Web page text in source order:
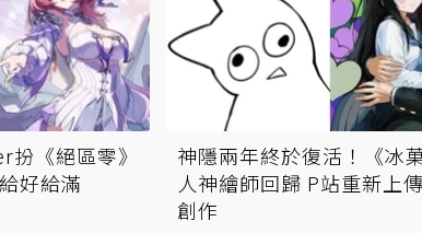
扮《絕區零》
好給滿
神隱兩年終於復活！《冰
人神繪師回歸 P站重新上
創作